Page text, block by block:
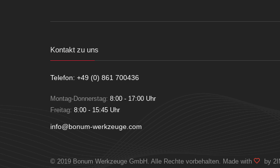
Kontakt zu uns
Telefon: +49 (0) 861 700436
Montag-Donnerstag: 8:00 - 17:00 Uhr
Freitag: 8:00 - 15:45 Uhr
info@bonum-werkzeuge.com
© 2019 Bonum Werkzeuge GmbH. Alle Rechte vorbehalten. Made with by